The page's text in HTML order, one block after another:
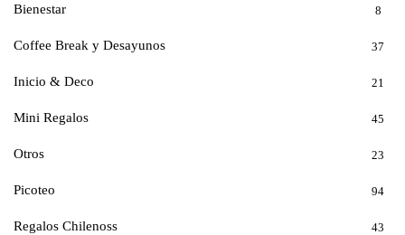
Bienestar 8
Coffee Break y Desayunos 37
Inicio & Deco 21
Mini Regalos 45
Otros 23
Picoteo 94
Regalos Chilenoss 43